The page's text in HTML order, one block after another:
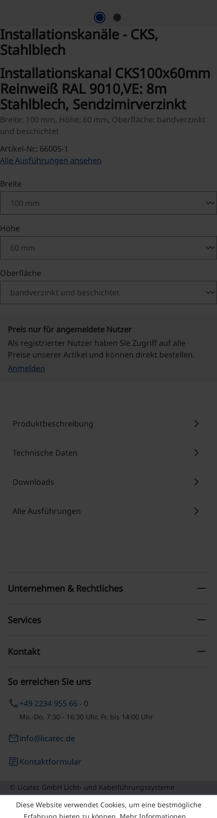
Installationskanäle - CKS,
Stahlblech
Installationskanal CKS100x60mm
Reinweiß RAL 9010,VE: 8m
Stahlblech, Sendzimirverzinkt
Breite: 100 mm, Höhe: 60 mm, Oberfläche: bandverzinkt
und beschichtet
Artikel-Nr.: 66005-1
Alle Ausführungen ansehen
Breite
Höhe
Oberfläche
Preis nur für angemeldete Nutzer
Als registrierter Nutzer haben Sie Zugriff auf alle
Preise unserer Artikel und können direkt bestellen.
Anmelden
Produktbeschreibung chevron_right
Technische Daten chevron_right
Downloads chevron_right
Alle Ausführungen chevron_right
So erreichen Sie uns
phone+49 2234 955 66 - 0
Mo.-Do. 7:30 - 16:30 Uhr, Fr. bis 14:00 Uhr
emailinfo@licatec.de
articleKontaktformular
Unternehmen & Rechtliches remove
Services remove
Kontakt remove
© Licatec GmbH Licht- und Kabelführungssysteme
Diese Website verwendet Cookies, um eine bestmögliche